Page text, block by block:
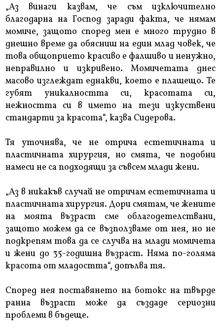
„Аз винаги казвам, че съм изключително
благодарна на Господ заради факта, че нямам
момиче, защото според мен е много трудно в
днешно време да обясниш на един млад човек, че
това общоприето красиво е фалшиво и ненужно,
неправилно и изкривено. Момичетата днес
масово изглеждат еднакви, което е плашещо. Те
губят уникалността си, красотата си,
нежността си в името на тези изкуствени
стандарти за красота“, казва Сидерова.
Тя уточнява, че не отрича естетичната и
пластичната хирургия, но смята, че подобни
намеси не са подходящи за съвсем млади жени.
„Аз в никакъв случай не отричам естетичната и
пластичната хирургия. Дори смятам, че жените
на моята възраст сме облагодетелствани,
защото можем да се възползваме от нея, но не
подкрепям това да се случва на млади момичета
и жени до 35-годишна възраст. Няма по-голяма
красота от младостта“, допълва тя.
Според нея поставянето на ботокс на твърде
ранна възраст може да създаде сериозни
проблеми в бъдеще.